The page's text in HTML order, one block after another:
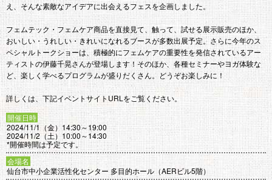
え、そんな素敵なアイデアに出会えるフェスを企画しました。
フェムテック・フェムケア商品を直接見て、触って、試せる展示販売のほか、
おいしい・うれしい・きれいになれるブースが多数出展予定。さらに今年のス
ペシャルトークショーは、積極的にフェムケアの重要性を発信されているアー
ティストの伊藤千晃さんが登場します！そのほか、各種セミナーやヨガ体験な
ど、楽しく学べるプログラムが盛りだくさん。どうぞお楽しみに！
詳しくは、下記イベントサイトURLをご覧ください。
開催日時
2024/11/1（金）14:30～19:00
2024/11/2（土）10:00～14:30
*開催時間は予定です。
会場名
仙台市中小企業活性化センター 多目的ホール（AERビル5階）